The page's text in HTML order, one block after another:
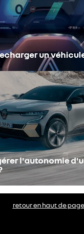
un
l'autonomie
retour en haut de page​